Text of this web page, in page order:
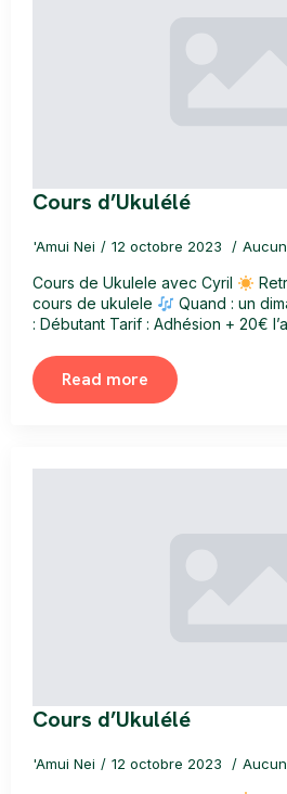
Cours d’Ukulélé
'Amui Nei 12 octobre 2023
Cours de Ukulele avec Cyril
cours de ukulele
Quand : un
: Débutant Tarif : Adhésion + 20€
Read more
Cours d’Ukulélé
'Amui Nei 12 octobre 2023